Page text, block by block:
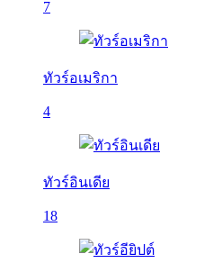
7
ทัวร์อเมริกา
4
ทัวร์อินเดีย
18